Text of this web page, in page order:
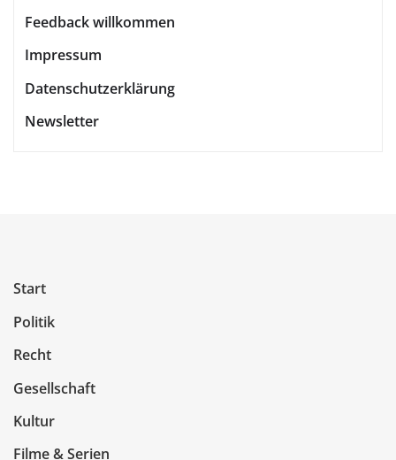
Feedback willkommen
Impressum
Datenschutzerklärung
Newsletter
Start
Politik
Recht
Gesellschaft
Kultur
Filme & Serien